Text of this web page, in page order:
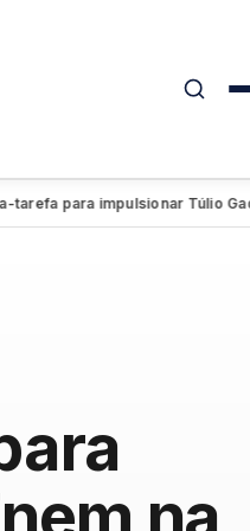
para impulsionar Túlio Gadêlha●